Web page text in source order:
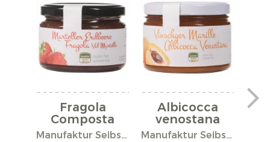
Fragola
Composta
Manufaktur Seibstock
Albicocca
venostana
composta... Manufaktur Seibstock